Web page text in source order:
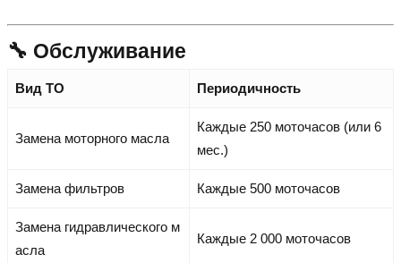
🔧 Обслуживание
Вид ТО Периодичность
Замена моторного масла
Каждые 250 моточасов (или 6
мес.)
Замена фильтров Каждые 500 моточасов
Замена гидравлического м
асла
Каждые 2 000 моточасов